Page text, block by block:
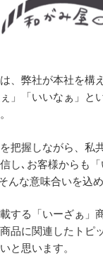
は、弊社が本社を構
」「いいなぁ」と
把握しながら、私
し､お客様からも
んな意味合いを込
する「いーざぁ」
品に関連したトピ
と思います。